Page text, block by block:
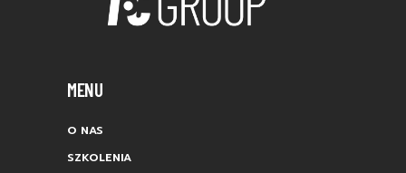
MENU
O NAS
SZKOLENIA